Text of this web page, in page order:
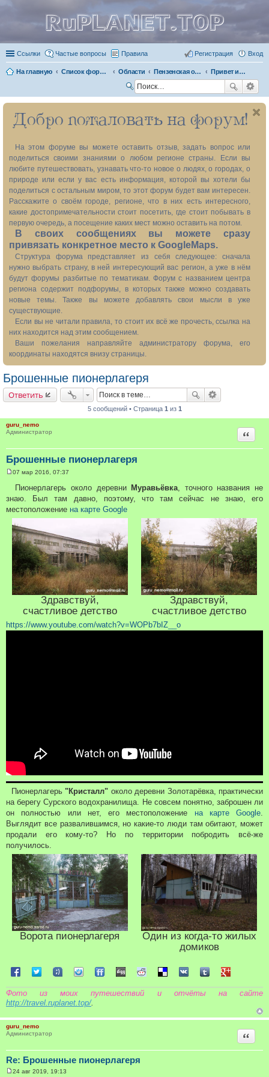
RuPLANET.TOP
Ссылки Частые вопросы Правила Вход
Регистрация
На главную Список форумов Области Пензенская область 58 Привет из прошлого
ск
Добро пожаловать на форум!
На этом форуме вы можете оставить отзыв, задать вопрос или
поделиться своими знаниями о любом регионе страны. Если вы
любите путешествовать, узнавать что-то новое о людях, о городах, о
природе или если у вас есть информация, которой вы хотели бы
поделиться с остальным миром, то этот форум будет вам интересен.
Расскажите о своём городе, регионе, что в них есть интересного,
какие достопримечательности стоит посетить, где стоит побывать в
первую очередь, а посещение каких мест можно оставить на потом.
В своих сообщениях вы можете сразу
привязать конкретное место к GoogleMaps.
Структура форума представляет из себя следующее: сначала
нужно выбрать страну, в ней интересующий вас регион, а уже в нём
будут форумы разбитые по тематикам. Форум с названием центра
региона содержит подфорумы, в которых также можно создавать
новые темы. Также вы можете добавлять свои мысли в уже
существующие.
Если вы не читали правила, то стоит их всё же прочесть, ссылка на
них находится над этим сообщением.
Ваши пожелания направляйте администратору форума, его
координаты находятся внизу страницы.
Брошенные пионерлагеря
Ответить
5 сообщений • Страница 1 из 1
guru_nemo
Администратор
Брошенные пионерлагеря
Цитата
о
о
б
е
и
е
07 мар 2016, 07:37
Пионерлагерь около деревни Муравьёвка, точного названия не
знаю. Был там давно, поэтому, что там сейчас не знаю, его
местоположение на карте Google
Здравствуй,
счастливое детство
Здравствуй,
счастливое детство
https://www.youtube.com/watch?v=WOPb7bIZ__o
Пионерлагерь"Кристалл" около деревни Золотарёвка, практически
на берегу Сурского водохранилища. Не совсем понятно, заброшен ли
он полностью или нет, его местоположение на карте Google.
Выглядит все развалившимся, но какие-то люди там обитают, может
продали его кому-то? Но по территории побродить всё-же
получилось.
Ворота пионерлагеря
Один из когда-то жилых
домиков
Поделиться в Facebook
Поделиться в Twitter
Поделиться в Tuenti
Поделиться в Sonico
Поделиться в FriendFeed
Поделиться в Digg
Поделиться в Reddit
Поделиться в Delicious
Поделиться в VK
Поделиться в
Поделиться
Фото из моих путешествий и отчёты на сайте
http://travel.ruplanet.top/.
guru_nemo
Администратор
Re: Брошенные пионерлагеря
Цитата
24 авг 2019, 19:13